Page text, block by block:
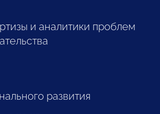
и аналитики проблем
развития